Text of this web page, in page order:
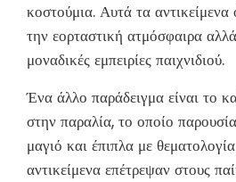
κοστούμια. Αυτά τα
την εορταστική ατμόσφαιρα
μοναδικές εμπειρίες παιχνιδιού.
Ένα άλλο παράδειγμα είναι το
στην παραλία, το οποίο
μαγιό και έπιπλα με
αντικείμενα επέτρεψαν στους